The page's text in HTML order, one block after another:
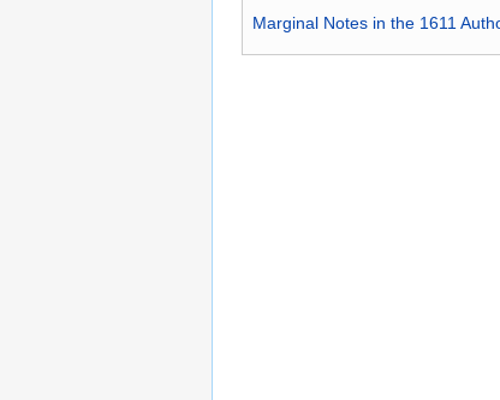
Marginal Notes in the 1611